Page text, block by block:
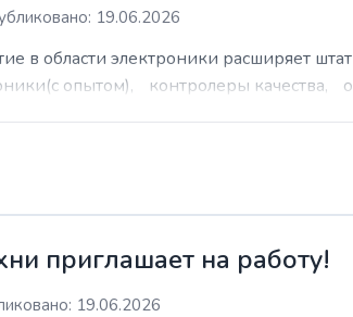
19.06.2026
в области электроники расширяет
опытом), контролеры качества,
приглашает на работу!
19.06.2026